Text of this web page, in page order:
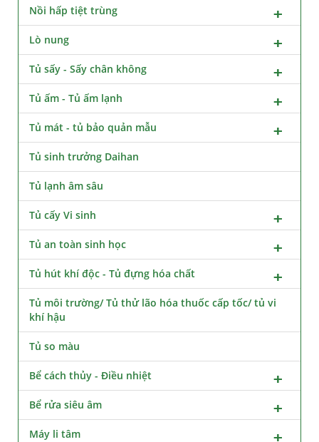
Nồi hấp tiệt trùng
Lò nung
Tủ sấy - Sấy chân không
Tủ ấm - Tủ ấm lạnh
Tủ mát - tủ bảo quản mẫu
Tủ sinh trưởng Daihan
Tủ lạnh âm sâu
Tủ cấy Vi sinh
Tủ an toàn sinh học
Tủ hút khí độc - Tủ đựng hóa chất
Tủ môi trường/ Tủ thử lão hóa thuốc cấp tốc/ tủ vi
khí hậu
Tủ so màu
Bể cách thủy - Điều nhiệt
Bể rửa siêu âm
Máy li tâm